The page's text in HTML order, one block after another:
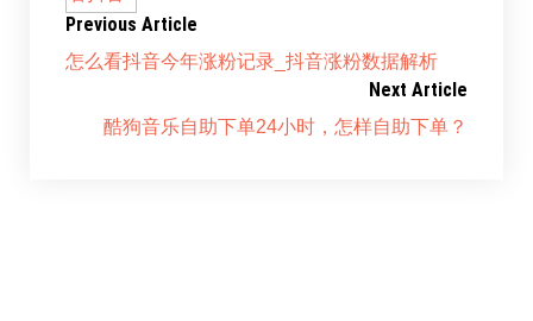
Previous Article
怎么看抖音今年涨粉记录_抖音涨粉数据解析
Next Article
酷狗音乐自助下单24小时，怎样自助下单？